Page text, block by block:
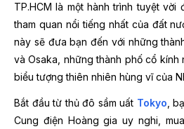
TP.HCM là một hành trình tuyệt vời
tham quan nổi tiếng nhất của đất
này sẽ đưa bạn đến với những
và Osaka, những thành phố cổ
biểu tượng thiên nhiên hùng vĩ của
Bắt đầu từ thủ đô sầm uất Tokyo ,
Cung điện Hoàng gia uy nghi,